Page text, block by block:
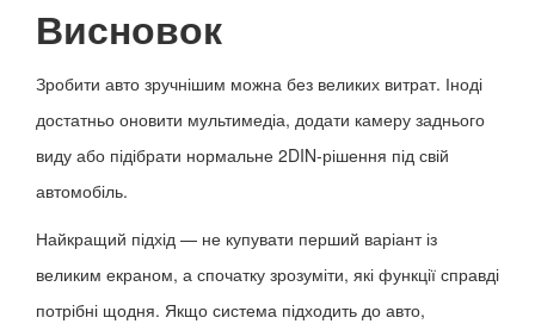
Висновок
Зробити авто зручнішим можна без великих витрат. Іноді
достатньо оновити мультимедіа, додати камеру заднього
виду або підібрати нормальне 2DIN-рішення під свій
автомобіль.
Найкращий підхід — не купувати перший варіант із
великим екраном, а спочатку зрозуміти, які функції справді
потрібні щодня. Якщо система підходить до авто,